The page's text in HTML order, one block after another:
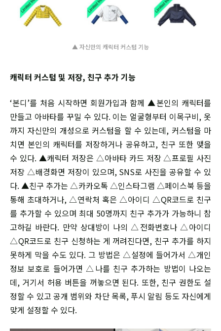
▲ 자신만의 캐릭터 커스텀 기능
캐릭터 커스텀 및 저장, 친구 추가 기능
‘본디’를 처음 시작하면 회원가입과 함께 ▲본인의 캐릭터를
만들고 아바타를 꾸밀 수 있다. 이는 얼굴형부터 이목구비, 옷
까지 자신만의 개성으로 커스텀을 할 수 있는데, 커스텀을 마
치면 본인의 캐릭터를 저장하거나 공유하고, 친구 또한 맺을
수 있다. ▲캐릭터 저장은 △아바타 카드 저장 △프로필 사진
저장 △배경화면 저장이 있으며, SNS로 사진을 공유할 수 있
다. ▲친구 추가는 △카카오톡 △인스타그램 △페이스북 등을
통해 초대하거나, △연락처 혹은 △아이디 △QR코드로 친구
를 추가할 수 있으며 최대 50명까지 친구 추가가 가능하니 참
고하길 바란다. 만약 상대방이 나의 △전화번호나 △아이디
△QR코드로 친구 신청하는 게 꺼려진다면, 친구 추가를 하지
못하게 막을 수도 있다. 그 방법은 △설정에 들어가서 △개인
정보 보호로 들어가면 △나를 친구 추가하는 방법이 나오는
데, 거기서 허용 버튼을 꺼놓으면 된다. 또한, 친구 권한도 설
정할 수 있고 공개 범위와 차단 목록, 푸시 알림 등도 자신에게
맞게 설정할 수 있다.